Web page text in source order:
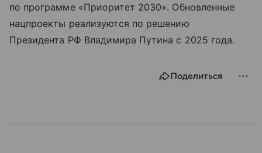
по программе «Приоритет 2030». Обновленные
нацпроекты реализуются по решению
Президента РФ Владимира Путина с 2025 года.
Поделиться